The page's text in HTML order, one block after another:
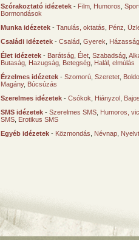
Szórakoztató idézetek - Film Humoros
Bormondások
Munka idézetek - Tanulás, oktatás Pénz
Családi idézetek - Család Gyerek
Élet idézetek - Barátság Élet Szabadság
Butaság Hazugság Betegség Halál, elmúlás
Érzelmes idézetek - Szomorú Szeretet
Magány, Búcsúzás
Szerelmes idézetek - Csókok Hiányzol
SMS idézetek - Szerelmes SMS Humoros,
SMS Erotikus SMS
Egyéb idézetek - Közmondás Névnap